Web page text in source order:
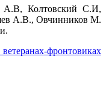
А.В, Колтовский С.И,
А.В., Овчинников М.
фронтовиках